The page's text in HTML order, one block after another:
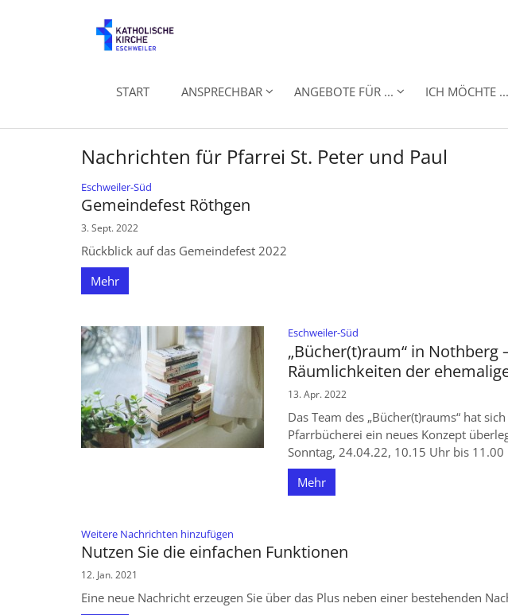
START ANSPRECHBAR ANGEBOTE FÜR ... ICH MÖCHTE ...
Nachrichten für Pfarrei St. Peter und Paul
Eschweiler-Süd
Gemeindefest Röthgen
3. Sept. 2022
Rückblick auf das Gemeindefest 2022
Mehr
Eschweiler-Süd
„Bücher(t)raum“ in Nothberg
Räumlichkeiten der
13. Apr. 2022
Das Team des „Bücher(t)raums“ hat
Pfarrbücherei ein neues Konzept
Sonntag, 24.04.22, 10.15 Uhr bis
Mehr
Weitere Nachrichten hinzufügen
Nutzen Sie die einfachen Funktionen
12. Jan. 2021
Eine neue Nachricht erzeugen Sie über das Plus neben einer bestehenden